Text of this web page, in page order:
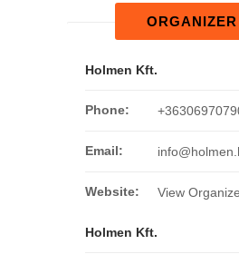
ORGANIZER
Holmen Kft.
Phone:
Email:
Website: View
Holmen Kft.